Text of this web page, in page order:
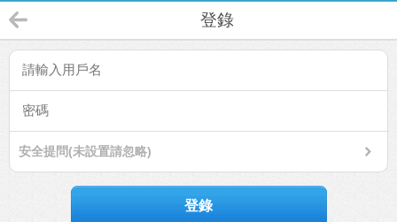
登錄
安全提問(未設置請忽略)
登錄